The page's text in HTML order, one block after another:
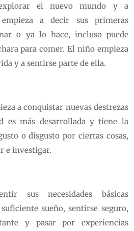
el nuevo mundo y a
a decir sus primeras
o ya lo hace, incluso puede
para comer. El niño empieza
y a sentirse parte de ella.
a conquistar nuevas destrezas
es más desarrollada y tiene la
o disgusto por ciertas cosas,
e investigar.
sus necesidades básicas
sueño, sentirse seguro,
y pasar por experiencias